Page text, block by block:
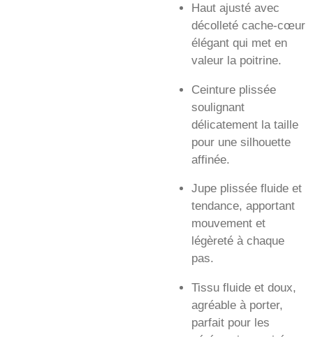
Haut ajusté avec
décolleté cache-cœur
élégant qui met en
valeur la poitrine.
Ceinture plissée
soulignant
délicatement la taille
pour une silhouette
affinée.
Jupe plissée fluide et
tendance, apportant
mouvement et
légèreté à chaque
pas.
Tissu fluide et doux,
agréable à porter,
parfait pour les